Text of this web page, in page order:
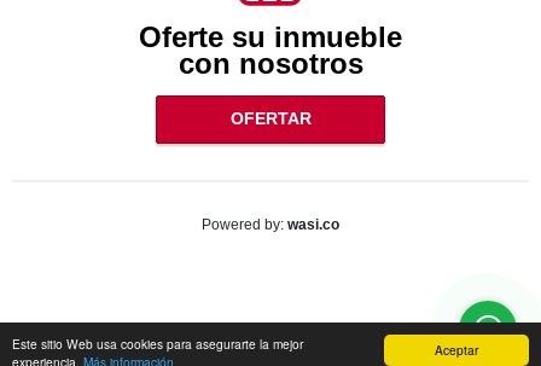
Aceptar
Este sitio Web usa cookies para asegurarte la mejor
experiencia. Más información
Oferte su inmueble
con nosotros
OFERTAR
Powered by: wasi.co